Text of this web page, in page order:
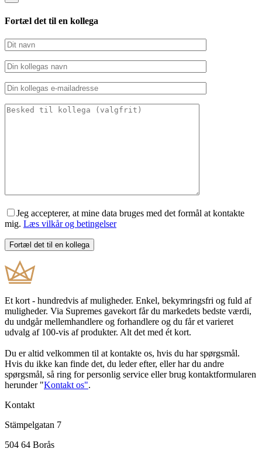
Fortæl det til en kollega
Jeg accepterer, at mine data bruges med det formål at kontakte
mig. Læs vilkår og betingelser
Et kort - hundredvis af muligheder. Enkel, bekymringsfri og fuld af
muligheder. Via Supremes gavekort får du markedets bedste værdi,
du undgår mellemhandlere og forhandlere og du får et varieret
udvalg af 100-vis af produkter. Alt det med ét kort.
Du er altid velkommen til at kontakte os, hvis du har spørgsmål.
Hvis du ikke kan finde det, du leder efter, eller har du andre
spørgsmål, så ring for personlig service eller brug kontaktformularen
herunder "Kontakt os".
Kontakt
Stämpelgatan 7
504 64 Borås